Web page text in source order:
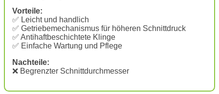
Vorteile:
✅ Leicht und handlich
✅ Getriebemechanismus für höheren Schnittdruck
✅ Antihaftbeschichtete Klinge
✅ Einfache Wartung und Pflege
Nachteile:
❌ Begrenzter Schnittdurchmesser